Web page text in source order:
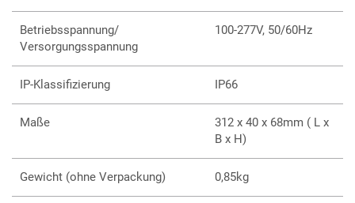
Installation
DMX- und RDM-Steuerung
Verfügbar in 1227mm und 312mm Länge
Betriebsspannung/
Versorgungsspannung
100-277V, 50/60Hz
IP-Klassifizierung IP66
Maße
312 x 40 x 68mm ( L x
B x H)
Gewicht (ohne Verpackung) 0,85kg